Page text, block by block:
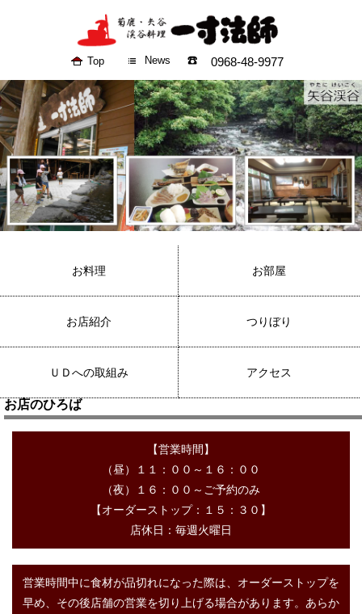
Top News 0968-48-9977
お料理 お部屋
お店紹介 つりぼり
ＵＤへの取組み アクセス
お店のひろば
【営業時間】
（昼）１１：００～１６：００
（夜）１６：００～ご予約のみ
【オーダーストップ：１５：３０】
店休日：毎週火曜日
営業時間中に食材が品切れになった際は、オーダーストップを
早め、その後店舗の営業を切り上げる場合があります。あらか